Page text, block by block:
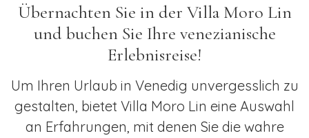
Übernachten Sie in der Villa Moro Lin
und buchen Sie Ihre venezianische
Erlebnisreise!
Um Ihren Urlaub in Venedig unvergesslich zu
gestalten, bietet Villa Moro Lin eine Auswahl
an Erfahrungen, mit denen Sie die wahre